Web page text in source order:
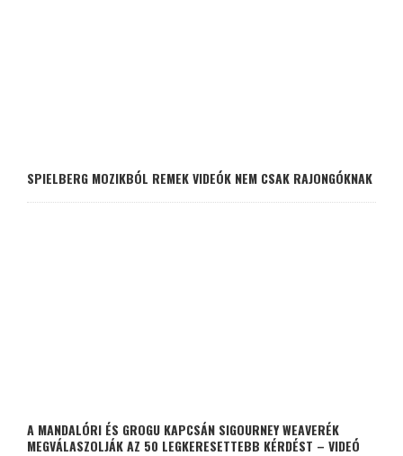
SPIELBERG MOZIKBÓL REMEK VIDEÓK NEM CSAK RAJONGÓKNAK
A MANDALÓRI ÉS GROGU KAPCSÁN SIGOURNEY WEAVERÉK
MEGVÁLASZOLJÁK AZ 50 LEGKERESETTEBB KÉRDÉST – VIDEÓ